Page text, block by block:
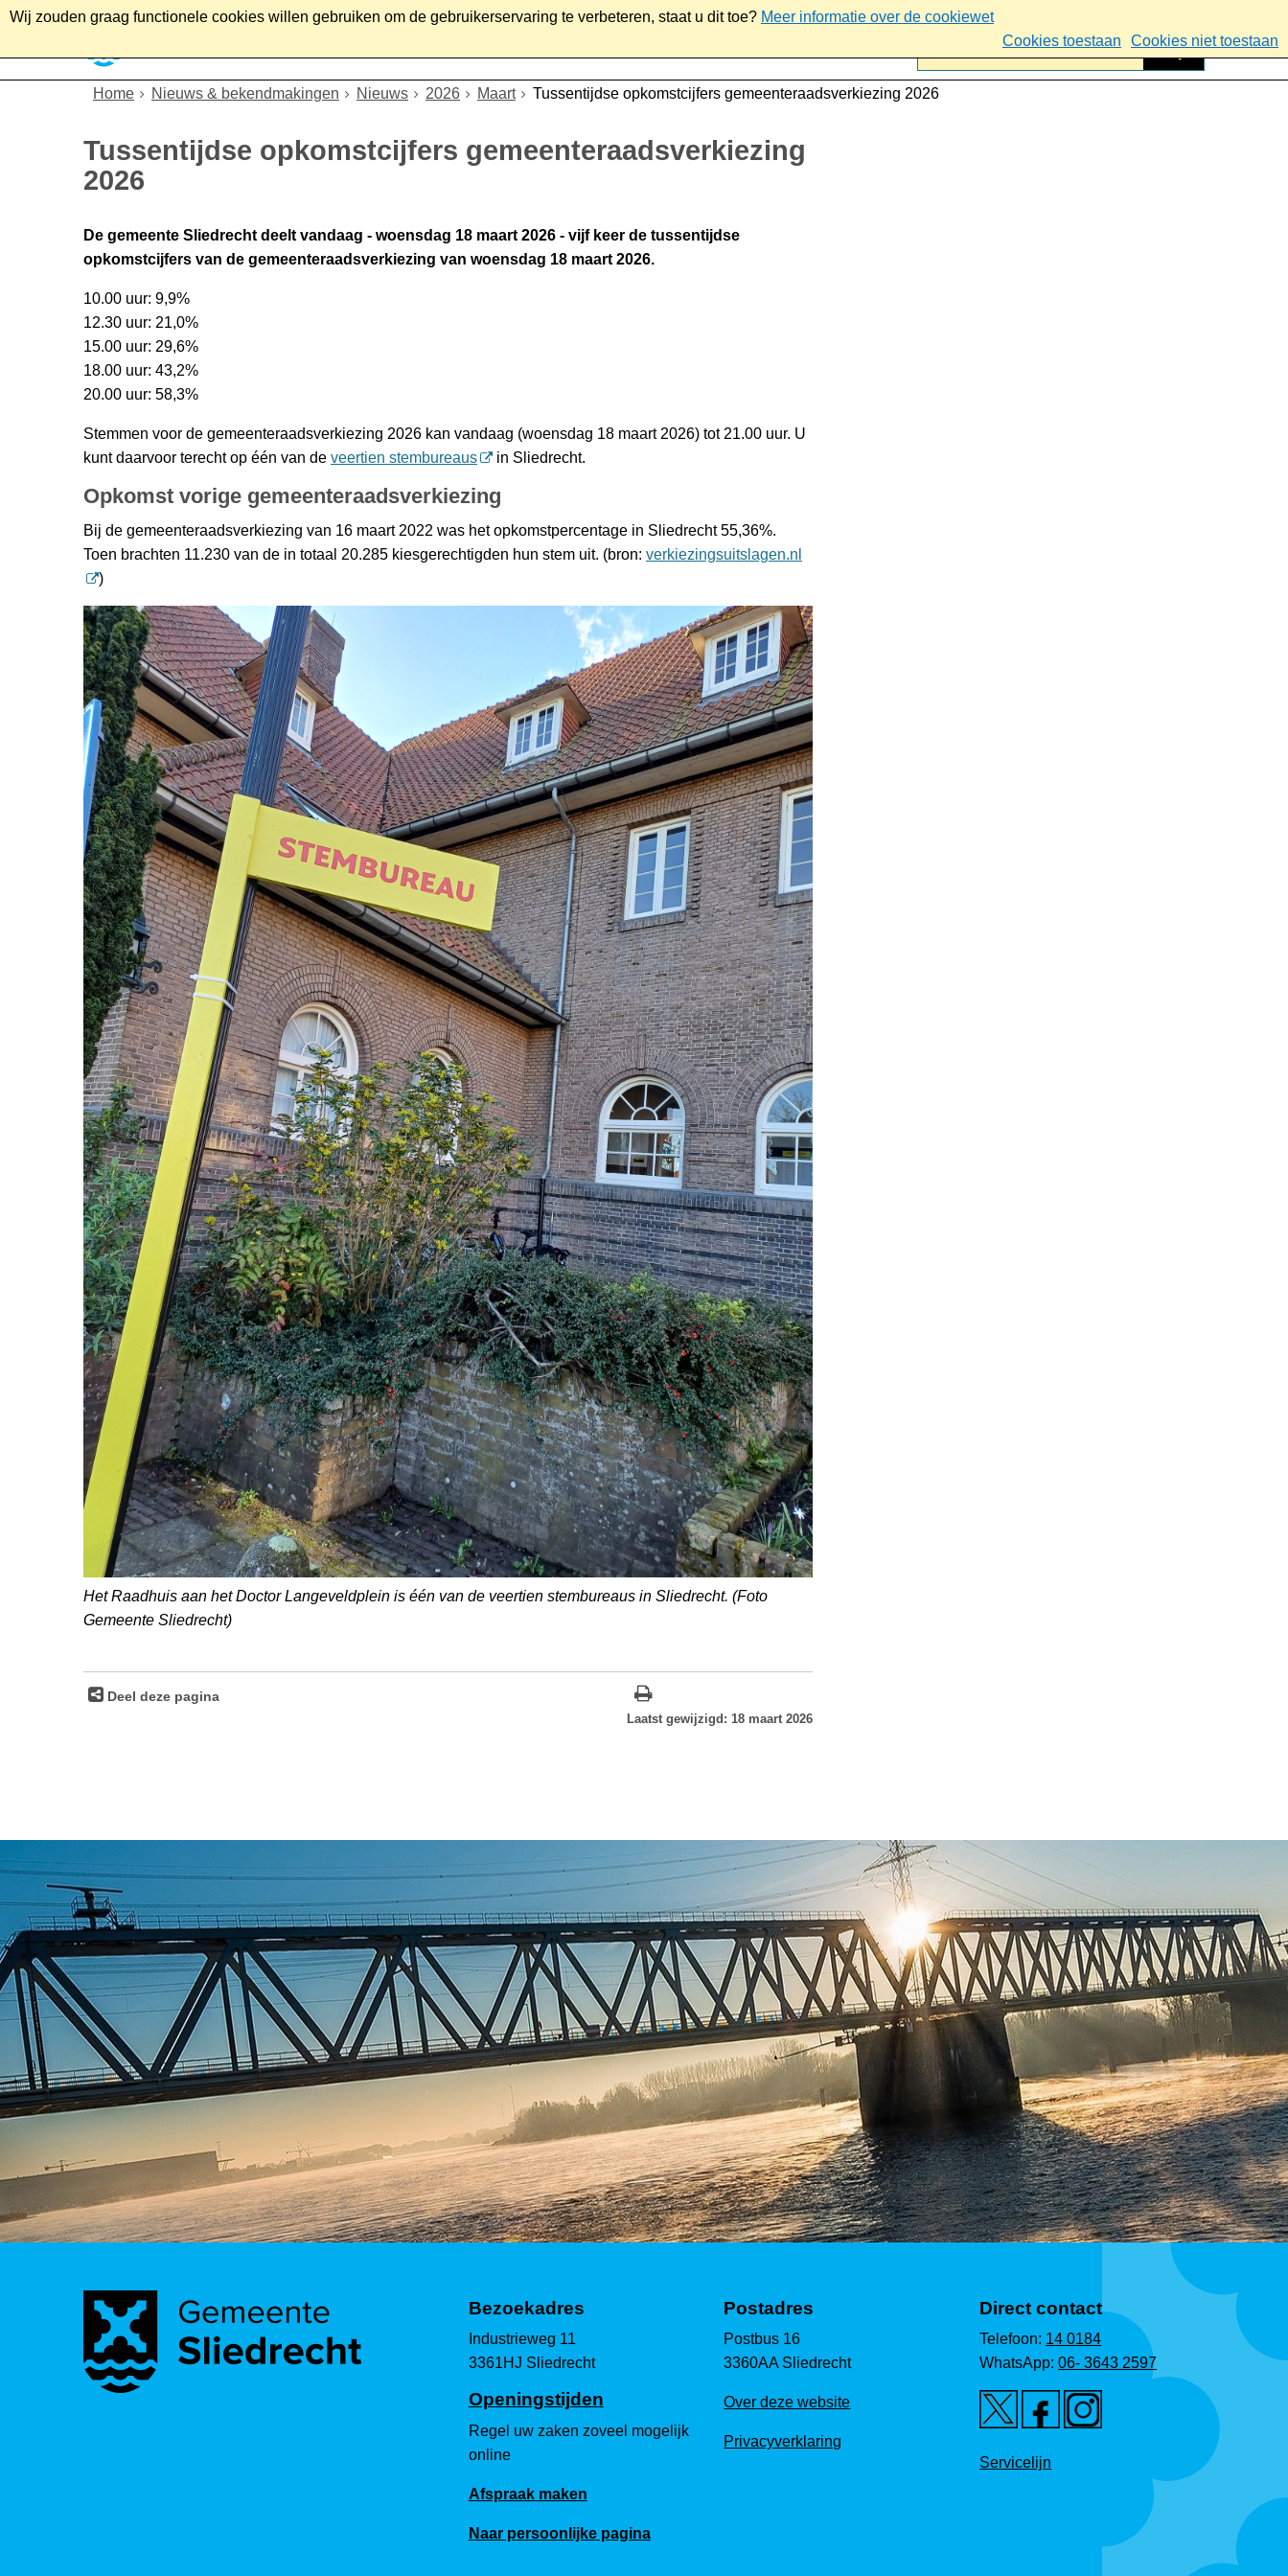
Wij zouden graag functionele cookies willen gebruiken om de gebruikerservaring te verbeteren, staat u dit toe? Meer informatie over de cookiewet
Cookies toestaan
Cookies niet toestaan
Home Nieuws & bekendmakingen Nieuws 2026 Maart Tussentijdse opkomstcijfers gemeenteraadsverkiezing 2026
Tussentijdse opkomstcijfers gemeenteraadsverkiezing
2026
De gemeente Sliedrecht deelt vandaag - woensdag 18 maart 2026 - vijf keer de tussentijdse
opkomstcijfers van de gemeenteraadsverkiezing van woensdag 18 maart 2026.
10.00 uur: 9,9%
12.30 uur: 21,0%
15.00 uur: 29,6%
18.00 uur: 43,2%
20.00 uur: 58,3%
Stemmen voor de gemeenteraadsverkiezing 2026 kan vandaag (woensdag 18 maart 2026) tot 21.00 uur. U
kunt daarvoor terecht op één van de veertien stembureaus in Sliedrecht.
Opkomst vorige gemeenteraadsverkiezing
Bij de gemeenteraadsverkiezing van 16 maart 2022 was het opkomstpercentage in Sliedrecht 55,36%.
Toen brachten 11.230 van de in totaal 20.285 kiesgerechtigden hun stem uit. (bron: verkiezingsuitslagen.nl
)
Het Raadhuis aan het Doctor Langeveldplein is één van de veertien stembureaus in Sliedrecht. (Foto
Gemeente Sliedrecht)
Deel deze pagina
Laatst gewijzigd: 18 maart 2026
Bezoekadres
Industrieweg 11
3361HJ Sliedrecht
Openingstijden
Regel uw zaken zoveel mogelijk
online
Afspraak maken
Naar persoonlijke pagina
Postadres
Postbus 16
3360AA Sliedrecht
Over deze website
Privacyverklaring
Direct contact
Telefoon: 14 0184
WhatsApp:06- 3643 2597
Servicelijn